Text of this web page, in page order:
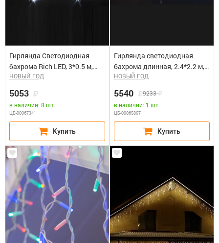
Гирлянда Светодиодная
бахрома Rich LED, 3*0.5 м,
влагозащ.колпачок,
мерцающая, белая, белый
провод. Блок питания 65818,
65845
НОВЫЙ ГОД
5053
в наличии: 8 шт.
ЦБ-00067341
Гирлянда светодиодная
бахрома длинная, 2.4*2.2 м,
влагозащ. колпачок,
мерцающая, теплая белая,
белый провод. RICH LED Блок
питания 65818, 65845
НОВЫЙ ГОД
5540
9233
в наличии: 1 шт.
ЦБ-00065807